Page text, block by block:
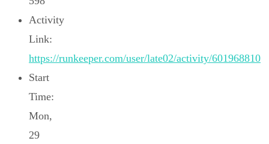
Activity
Link:
https://runkeeper.com/user/late02/activity/601968810
Start
Time:
Mon,
29